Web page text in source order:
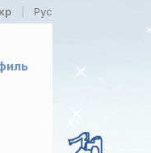
Рус